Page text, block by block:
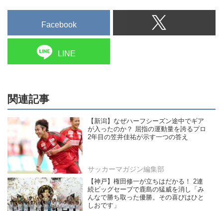
Facebook
LINE
関連記事
【新潟】なぜハーフシーズン途中でギア
が入ったのか？ 屈指の運動量を誇るプロ
2年目の笠井佳祐が示す一つの答え
サッカーマガジン編集部
【神戸】権田修一が立ちはだかる！ 2連
続ビッグセーブで鹿島の猛威を消し「み
んなで勝ち取った優勝。その喜びはひと
しおです」